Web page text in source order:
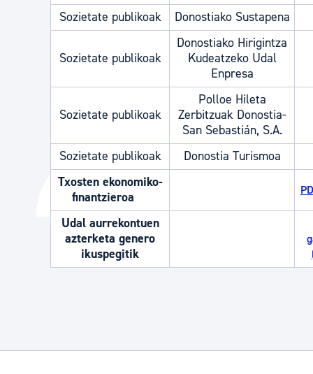
Sozietate publikoak
Donostiako Sustapena
Sozietate publikoak
Donostiako Hirigintza
Kudeatzeko Udal
Enpresa
Sozietate publikoak
Polloe Hileta
Zerbitzuak Donostia-
San Sebastián, S.A.
Sozietate publikoak
Donostia Turismoa
Txosten ekonomiko-
finantzieroa
Udal aurrekontuen
azterketa genero
ikuspegitik